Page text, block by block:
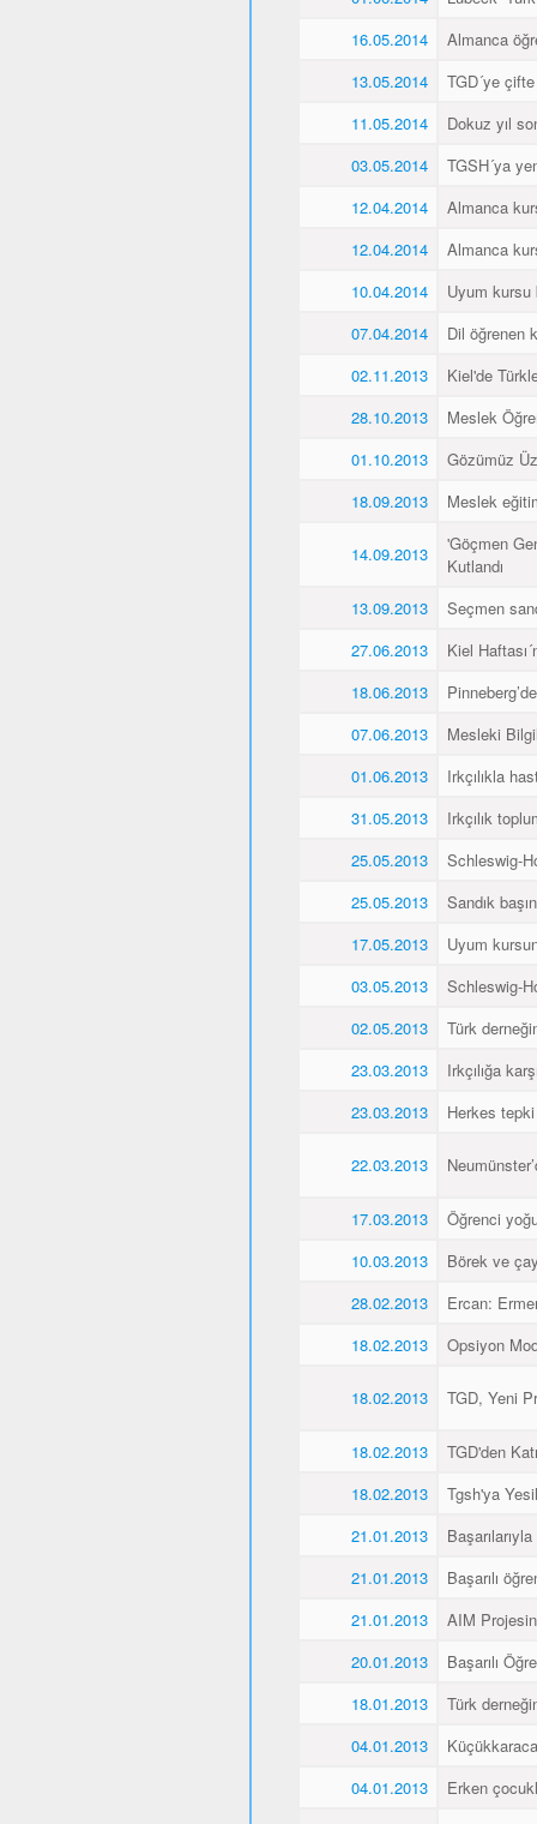
16.05.2014
Almanca
13.05.2014
TGD´ye
11.05.2014
Dokuz yıl
03.05.2014
TGSH´ya
12.04.2014
Almanca
12.04.2014
Almanca
10.04.2014
Uyum kursu
07.04.2014
Dil öğrenen
02.11.2013
Kiel'de
28.10.2013
Meslek
01.10.2013
Gözümüz
18.09.2013
Meslek
14.09.2013
'Göçmen
Kutlandı
13.09.2013
Seçmen
27.06.2013
Kiel
18.06.2013
07.06.2013
Mesleki
01.06.2013
Irkçılıkla
31.05.2013
Irkçılık
25.05.2013
Schleswig-
25.05.2013
Sandık
17.05.2013
Uyum
03.05.2013
Schleswig-
02.05.2013
Türk
23.03.2013
Irkçılığa
23.03.2013
Herkes
22.03.2013
17.03.2013
Öğrenci
10.03.2013
Börek ve
28.02.2013
Ercan:
18.02.2013
Opsiyon
18.02.2013 TGD, Yeni
18.02.2013
TGD'den
18.02.2013
Tgsh'ya
21.01.2013
21.01.2013
Başarılı
21.01.2013
AIM
20.01.2013
Başarılı
18.01.2013
Türk
04.01.2013
04.01.2013
Erken